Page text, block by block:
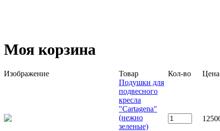
Моя корзина
Изображение Товар Кол-во
Цена
Подушки для
подвесного
кресла
"Cartagena"
(нежно
зеленые)